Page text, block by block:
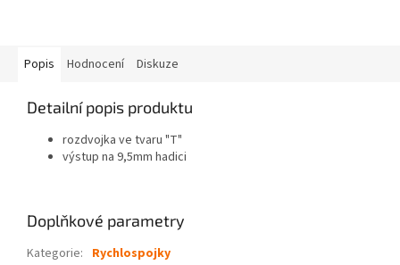
Popis Hodnocení Diskuze
Detailní popis produktu
rozdvojka ve tvaru "T"
výstup na 9,5mm hadici
Doplňkové parametry
Kategorie: Rychlospojky